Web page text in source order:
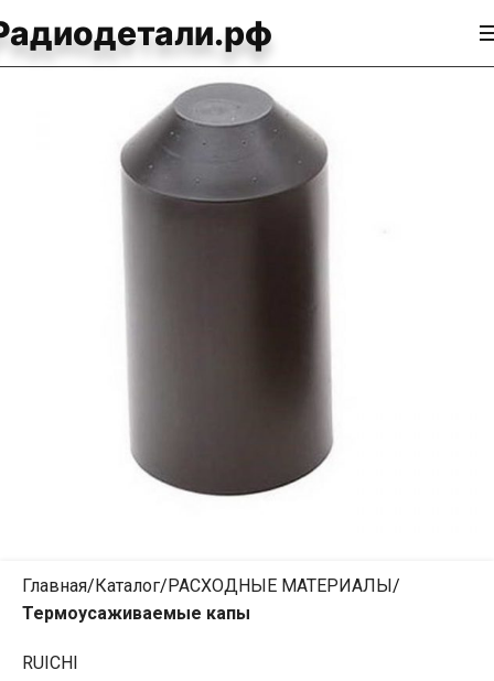
Главная Каталог РАСХОДНЫЕ МАТЕРИАЛЫ
Термоусаживаемые капы
RUICHI